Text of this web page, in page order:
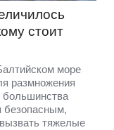
стоит
море
размножения
большинства
безопасным,
тяжелые